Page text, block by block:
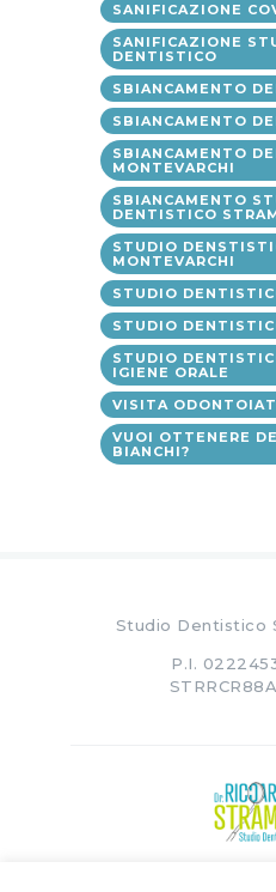
SANIFICAZIONE
SANIFICAZIONE
DENTISTICO
SBIANCAMENTO
SBIANCAMENTO
SBIANCAMENTO
MONTEVARCHI
SBIANCAMENTO
DENTISTICO
STUDIO
MONTEVARCHI
STUDIO
STUDIO
STUDIO
IGIENE ORALE
VISITA
VUOI OTTENERE
BIANCHI?
Studio Dentistico
P.I.